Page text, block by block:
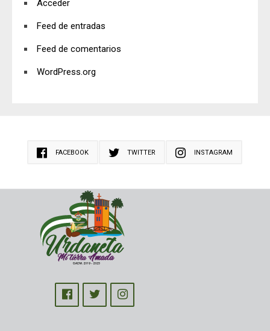
Acceder
Feed de entradas
Feed de comentarios
WordPress.org
FACEBOOK TWITTER INSTAGRAM